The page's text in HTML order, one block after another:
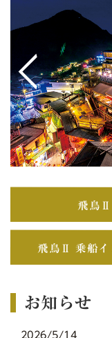
<
飛鳥Ⅱ
飛鳥Ⅱ 乗船イ
お知らせ
2026/5/14